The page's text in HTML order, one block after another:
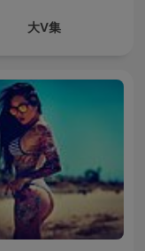
大V集